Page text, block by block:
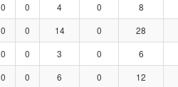
0 0 4 0 8
0 0 14 0 28
0 0 3 0 6
0 0 6 0 12